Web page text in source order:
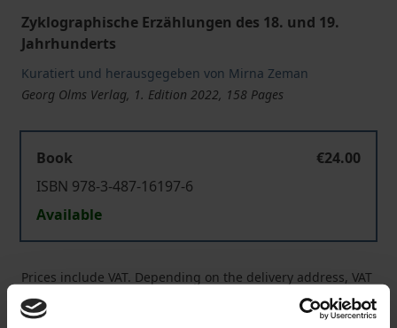
Zyklographische Erzählungen des 18. und 19.
Jahrhunderts
Kuratiert und herausgegeben von Mirna Zeman
Georg Olms Verlag, 1. Edition 2022, 158 Pages
Book
€24.00
ISBN 978-3-487-16197-6
Available
Prices include VAT. Depending on the delivery address, VAT
may vary at checkout.